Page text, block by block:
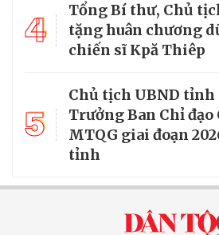
4
Tổng Bí thư, Chủ
tặng huân chương
chiến sĩ Kpă Thiêp
5
Chủ tịch UBND
Trưởng Ban Chỉ
MTQG giai đoạn
tỉnh